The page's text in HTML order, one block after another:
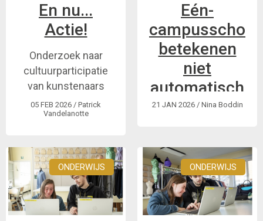
inclusie van
personen met een
handicap bij de VRT?
En nu...
Actie!
Onderzoek naar
cultuurparticipatie
van kunstenaars
met een handicap
05 FEB 2026 / Patrick
Vandelanotte
Eén-
betekenen
niet
automatisch
inclusie
onderzoek ons leert
over de kansen en
grenzen van het
campusmodel
21 JAN 2026/ Nina Boddin
ONDERWIJS ONDERWIJS